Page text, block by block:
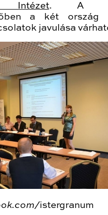
Intézet. A
a két ország
javulása
istergranum